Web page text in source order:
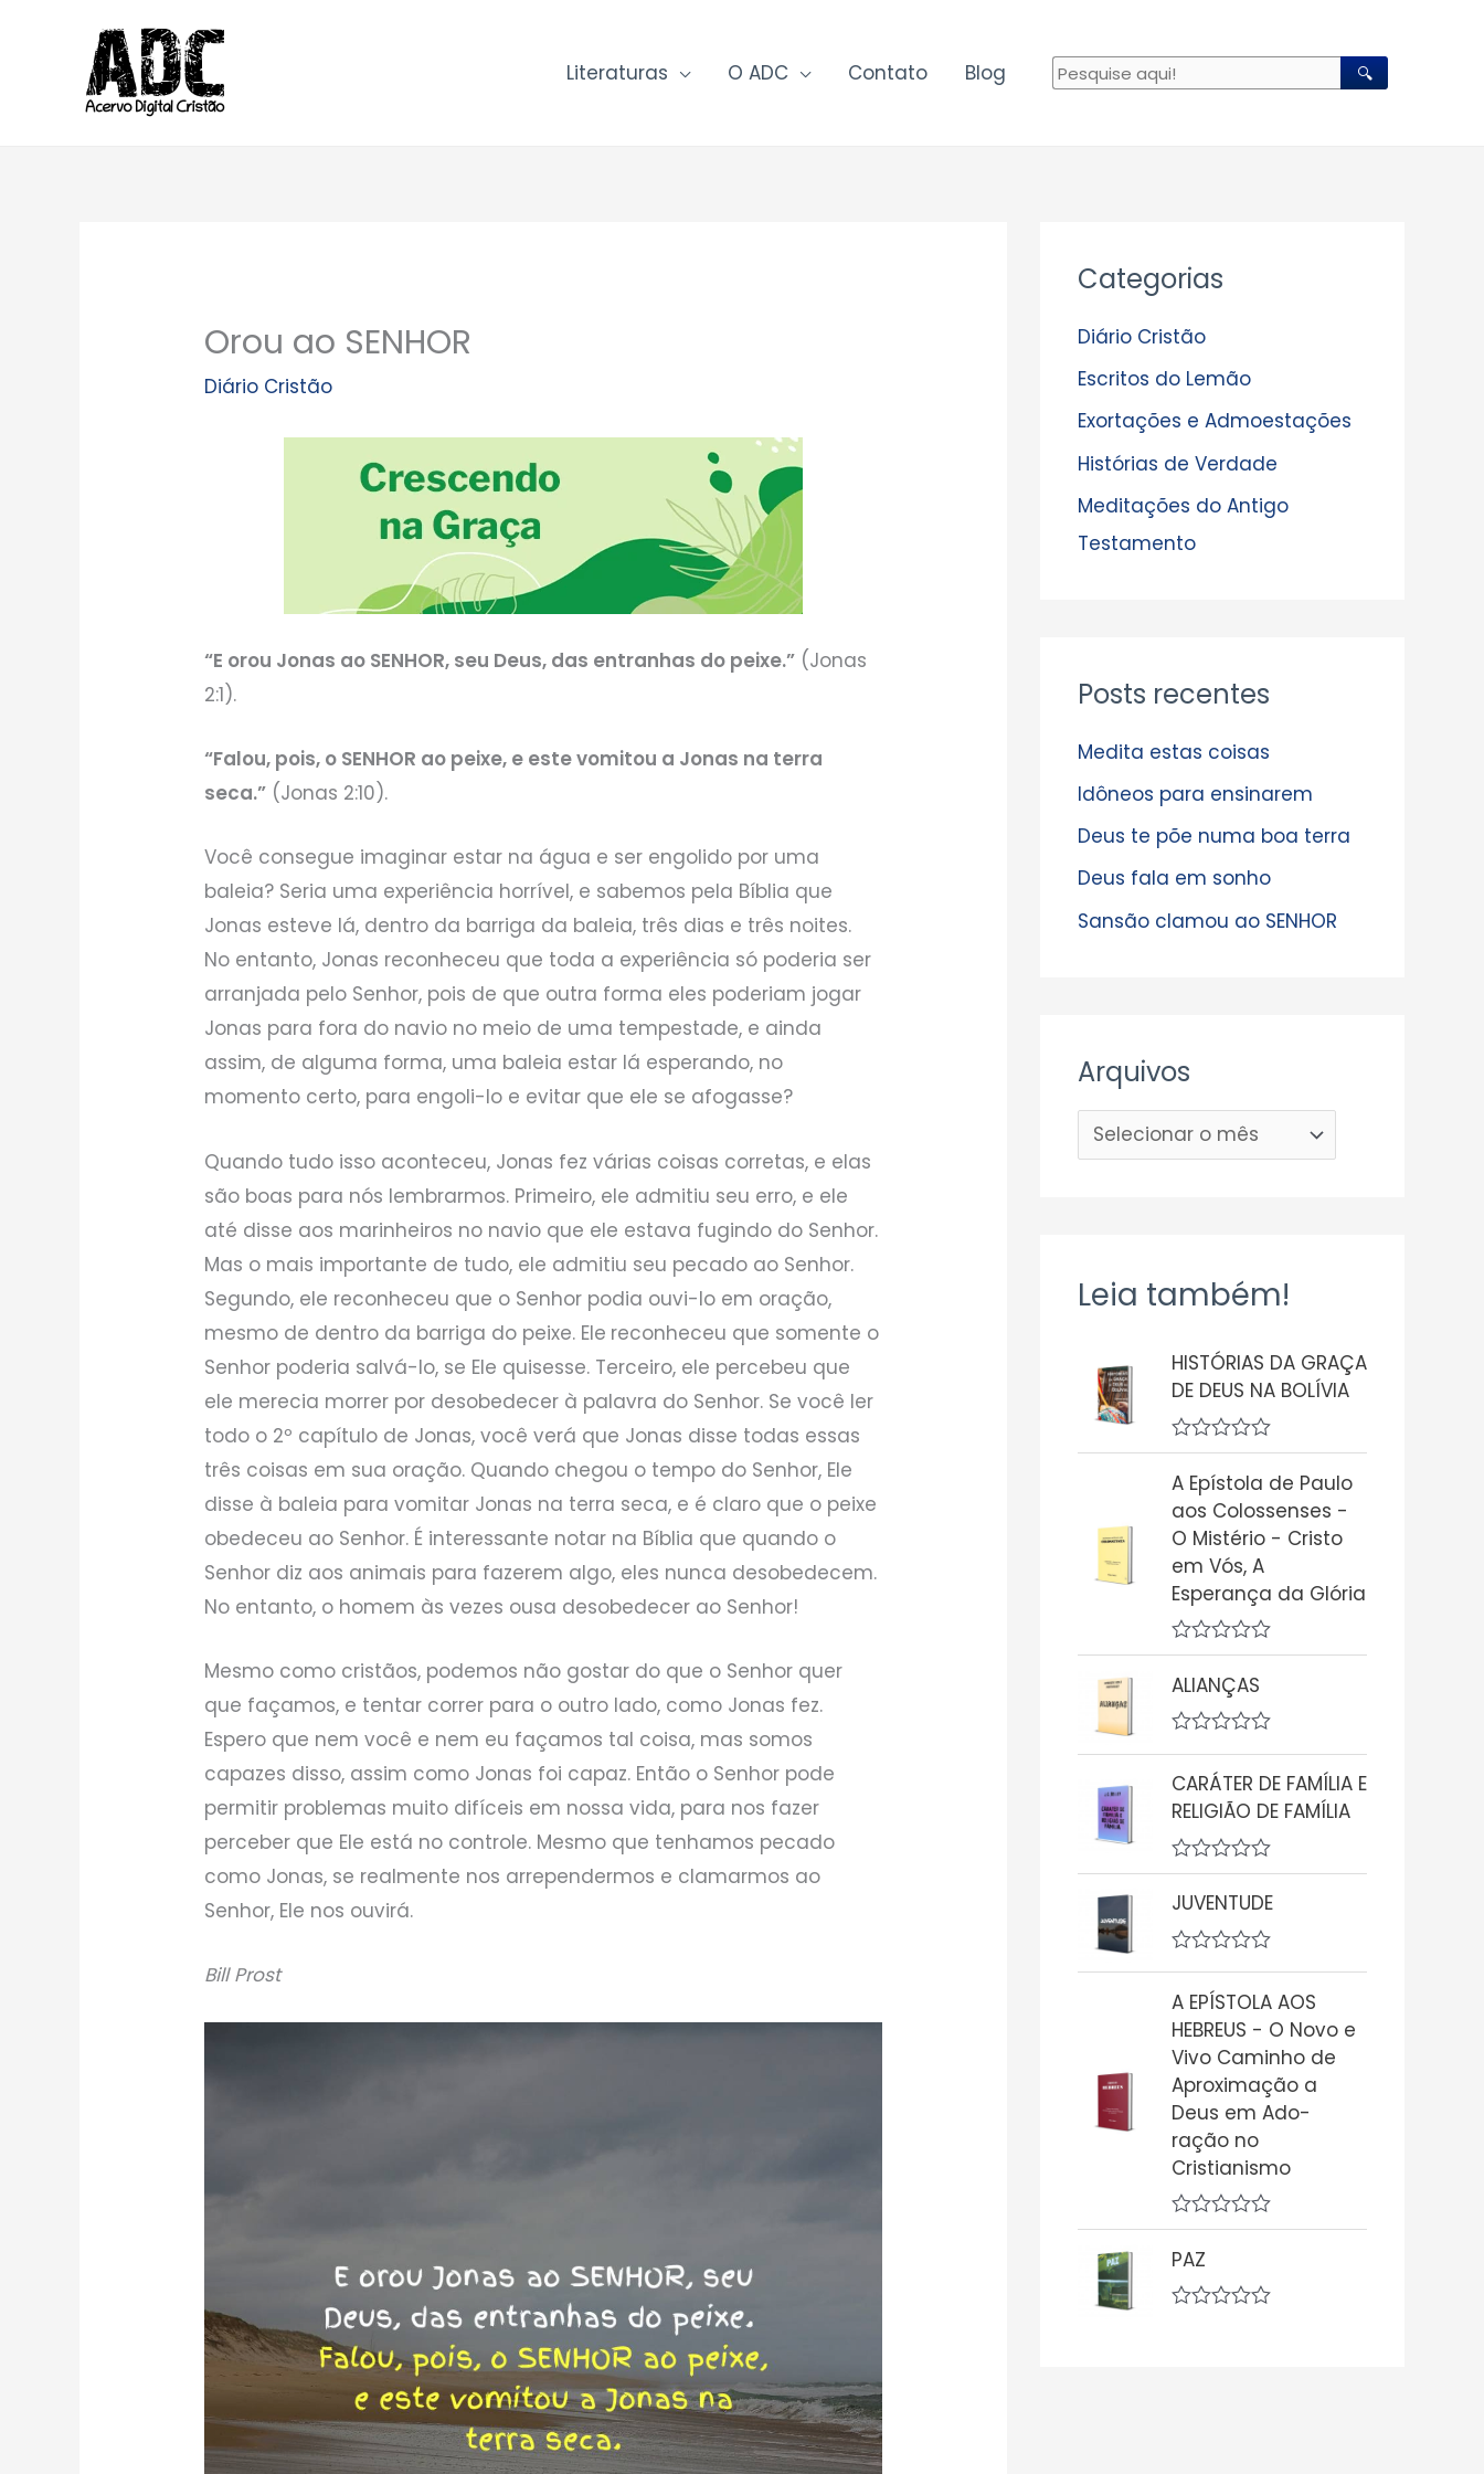
conteúdo
Literaturas O ADC Contato Blog 🔍
Orou ao SENHOR
Diário Cristão
“E orou Jonas ao SENHOR, seu Deus, das entranhas do peixe.” (Jonas
2:1).
“Falou, pois, o SENHOR ao peixe, e este vomitou a Jonas na terra
seca.” (Jonas 2:10).
Você consegue imaginar estar na água e ser engolido por uma
baleia? Seria uma experiência horrível, e sabemos pela Bíblia que
Jonas esteve lá, dentro da barriga da baleia, três dias e três noites.
No entanto, Jonas reconheceu que toda a experiência só poderia ser
arranjada pelo Senhor, pois de que outra forma eles poderiam jogar
Jonas para fora do navio no meio de uma tempestade, e ainda
assim, de alguma forma, uma baleia estar lá esperando, no
momento certo, para engoli-lo e evitar que ele se afogasse?
Quando tudo isso aconteceu, Jonas fez várias coisas corretas, e elas
são boas para nós lembrarmos. Primeiro, ele admitiu seu erro, e ele
até disse aos marinheiros no navio que ele estava fugindo do Senhor.
Mas o mais importante de tudo, ele admitiu seu pecado ao Senhor.
Segundo, ele reconheceu que o Senhor podia ouvi-lo em oração,
mesmo de dentro da barriga do peixe. Ele reconheceu que somente o
Senhor poderia salvá-lo, se Ele quisesse. Terceiro, ele percebeu que
ele merecia morrer por desobedecer à palavra do Senhor. Se você ler
todo o 2º capítulo de Jonas, você verá que Jonas disse todas essas
três coisas em sua oração. Quando chegou o tempo do Senhor, Ele
disse à baleia para vomitar Jonas na terra seca, e é claro que o peixe
obedeceu ao Senhor. É interessante notar na Bíblia que quando o
Senhor diz aos animais para fazerem algo, eles nunca desobedecem.
No entanto, o homem às vezes ousa desobedecer ao Senhor!
Mesmo como cristãos, podemos não gostar do que o Senhor quer
que façamos, e tentar correr para o outro lado, como Jonas fez.
Espero que nem você e nem eu façamos tal coisa, mas somos
capazes disso, assim como Jonas foi capaz. Então o Senhor pode
permitir problemas muito difíceis em nossa vida, para nos fazer
perceber que Ele está no controle. Mesmo que tenhamos pecado
como Jonas, se realmente nos arrependermos e clamarmos ao
Senhor, Ele nos ouvirá.
Bill Prost
Categorias
Diário Cristão
Escritos do Lemão
Exortações e Admoestações
Histórias de Verdade
Meditações do Antigo
Testamento
Posts recentes
Medita estas coisas
Idôneos para ensinarem
Deus te põe numa boa terra
Deus fala em sonho
Sansão clamou ao SENHOR
Arquivos
r
u
i
v
o
s
Leia também!
HISTÓRIAS DA GRAÇA
DE DEUS NA BOLÍVIA
A
v
a
l
i
a
ç
ã
o
0
d
e
5
A Epístola de Paulo
aos Colossenses -
O Mistério - Cristo
em Vós, A
Esperança da Glória
A
v
a
l
i
a
ã
o
d
ALIANÇAS
a
l
i
a
ç
ã
o
d
5
CARÁTER DE FAMÍLIA E
RELIGIÃO DE FAMÍLIA
A
v
a
i
a
ã
o
d
e
JUVENTUDE
A
a
l
i
a
ç
o
0
e
5
A EPÍSTOLA AOS
HEBREUS - O Novo e
Vivo Caminho de
Aproximação a
Deus em Ado-
ração no
Cristianismo
A
v
a
l
i
PAZ